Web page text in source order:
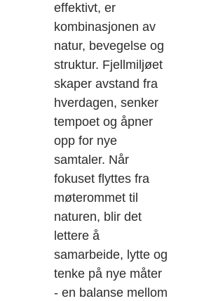
effektivt, er
kombinasjonen av
natur, bevegelse og
struktur. Fjellmiljøet
skaper avstand fra
hverdagen, senker
tempoet og åpner
opp for nye
samtaler. Når
fokuset flyttes fra
møterommet til
naturen, blir det
lettere å
samarbeide, lytte og
tenke på nye måter
- en balanse mellom